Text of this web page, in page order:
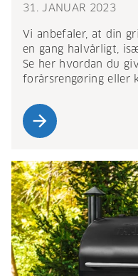
31. JANUAR 2023
Vi anbefaler, at din
en gang halvårligt,
Se her hvordan du
forårsrengøring eller
arrow_forward